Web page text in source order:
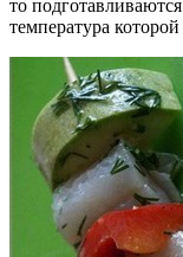
то
температура